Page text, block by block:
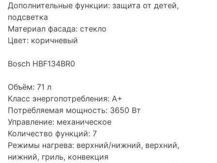
Дополнительные функции: защита от детей,
подсветка
Материал фасада: стекло
Цвет: коричневый
Bosch HBF134BR0
Объём: 71 л
Класс энергопотребления: A+
Потребляемая мощность: 3650 Вт
Управление: механическое
Количество функций: 7
Режимы нагрева: верхний/нижний, верхний,
нижний, гриль, конвекция